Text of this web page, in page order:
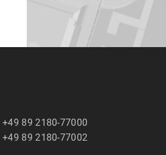
+49 89 2180-77000
+49 89 2180-77002